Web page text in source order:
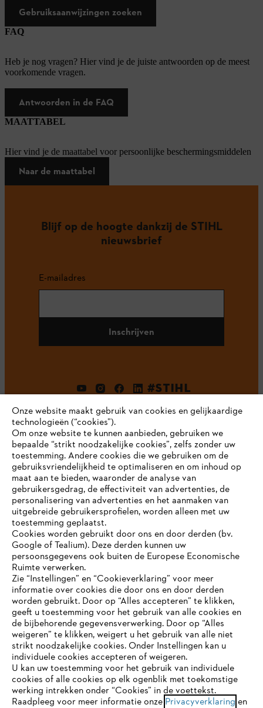
Gebruiksaanwijzingen zoeken
FAQ
Heb je nog vragen? Hier vind je de juiste antwoorden op de meest
voorkomende vragen.
Antwoorden in de FAQ
MAATTABEL
Hier vind je de maattabel voor persoonlijke beschermingsmiddelen
Naar de maattabel
Blijf op de hoogte dankzij de STIHL
nieuwsbrief
E-mailadres
Inschrijven
#STIHL
Bedrijf
STIHL FAQ
Contact
Gegevensbescherming Impressum
Cookie-informatie Juridische informatie
JE BROWSER WORDT NIET
ONDERSTEUND
Je gebruikt een browser die we nog niet ondersteunen. Om
onze website optimaal te kunnen gebruiken, raden we aan dat
je overschakelt op één van de volgende browsers:
Onze website maakt gebruik van cookies en gelijkaardige
technologieën (“cookies”).
Om onze website te kunnen aanbieden, gebruiken we
bepaalde “strikt noodzakelijke cookies”, zelfs zonder uw
toestemming. Andere cookies die we gebruiken om de
gebruiksvriendelijkheid te optimaliseren en om inhoud op
maat aan te bieden, waaronder de analyse van
gebruikersgedrag, de effectiviteit van advertenties, de
personalisering van advertenties en het aanmaken van
uitgebreide gebruikersprofielen, worden alleen met uw
toestemming geplaatst.
Cookies worden gebruikt door ons en door derden (bv.
Google of Tealium). Deze derden kunnen uw
persoonsgegevens ook buiten de Europese Economische
Ruimte verwerken.
Zie “Instellingen” en “Cookieverklaring” voor meer
informatie over cookies die door ons en door derden
worden gebruikt. Door op “Alles accepteren” te klikken,
geeft u toestemming voor het gebruik van alle cookies en
de bijbehorende gegevensverwerking. Door op “Alles
weigeren” te klikken, weigert u het gebruik van alle niet
strikt noodzakelijke cookies. Onder Instellingen kan u
individuele cookies accepteren of weigeren.
U kan uw toestemming voor het gebruik van individuele
cookies of alle cookies op elk ogenblik met toekomstige
werking intrekken onder “Cookies” in de voettekst.
Raadpleeg voor meer informatie onze Privacyverklaring en